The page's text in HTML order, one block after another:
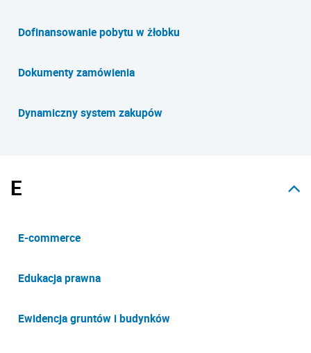
Dofinansowanie pobytu w żłobku
Dokumenty zamówienia
Dynamiczny system zakupów
E
E-commerce
Edukacja prawna
Ewidencja gruntów i budynków